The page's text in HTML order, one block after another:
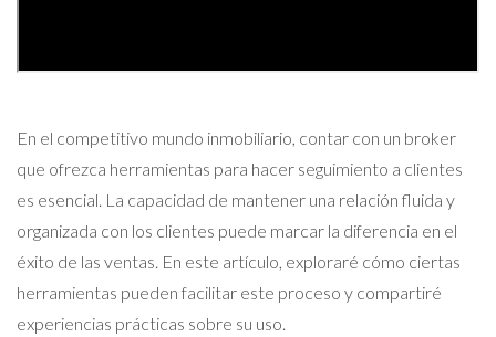
En el competitivo mundo inmobiliario, contar con un broker
que ofrezca herramientas para hacer seguimiento a clientes
es esencial. La capacidad de mantener una relación fluida y
organizada con los clientes puede marcar la diferencia en el
éxito de las ventas. En este artículo, exploraré cómo ciertas
herramientas pueden facilitar este proceso y compartiré
experiencias prácticas sobre su uso.